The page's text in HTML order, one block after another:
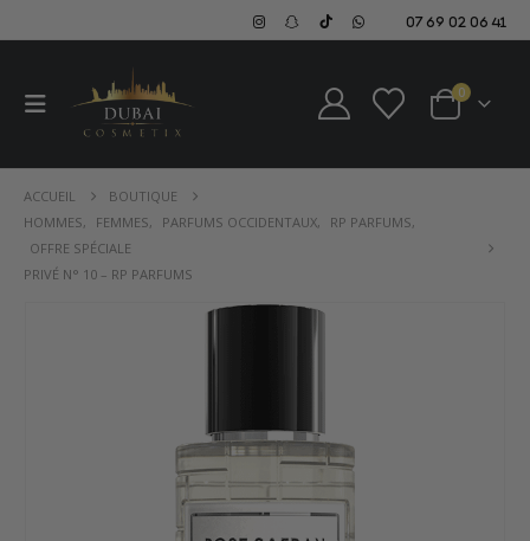
07 69 02 06 41
0
ACCUEIL
BOUTIQUE
HOMMES, FEMMES, PARFUMS OCCIDENTAUX, RP PARFUMS,
OFFRE SPÉCIALE
PRIVÉ N° 10 – RP PARFUMS